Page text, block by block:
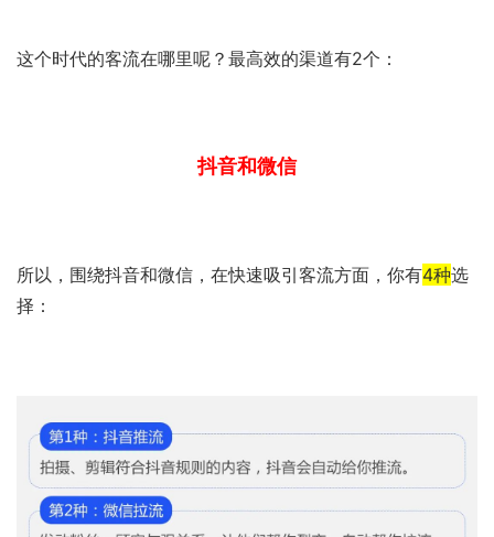
这个时代的客流在哪里呢？最高效的渠道有2个：
抖音和微信
所以，围绕抖音和微信，在快速吸引客流方面，你有4种选
择：